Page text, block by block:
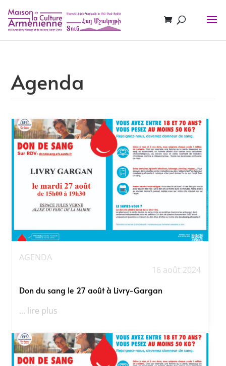
Agenda
AGENDA
16 août 2024
Don du sang le 27 août à Livry-Gargan
... lire plus